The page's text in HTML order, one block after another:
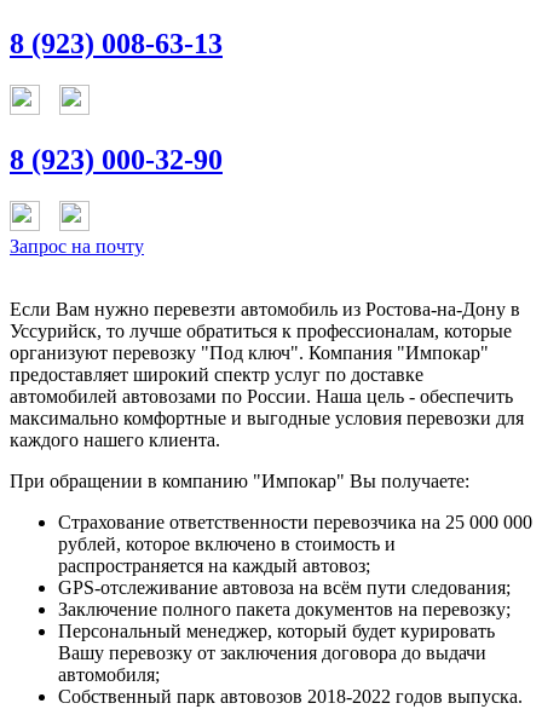
8 (923) 008-63-13
8 (923) 000-32-90
Запрос на почту
Если Вам нужно перевезти автомобиль из Ростова-на-Дону в
Уссурийск, то лучше обратиться к профессионалам, которые
организуют перевозку "Под ключ". Компания "Импокар"
предоставляет широкий спектр услуг по доставке
автомобилей автовозами по России. Наша цель - обеспечить
максимально комфортные и выгодные условия перевозки для
каждого нашего клиента.
При обращении в компанию "Импокар" Вы получаете:
Страхование ответственности перевозчика на 25 000 000
рублей, которое включено в стоимость и
распространяется на каждый автовоз;
GPS-отслеживание автовоза на всём пути следования;
Заключение полного пакета документов на перевозку;
Персональный менеджер, который будет курировать
Вашу перевозку от заключения договора до выдачи
автомобиля;
Собственный парк автовозов 2018-2022 годов выпуска.